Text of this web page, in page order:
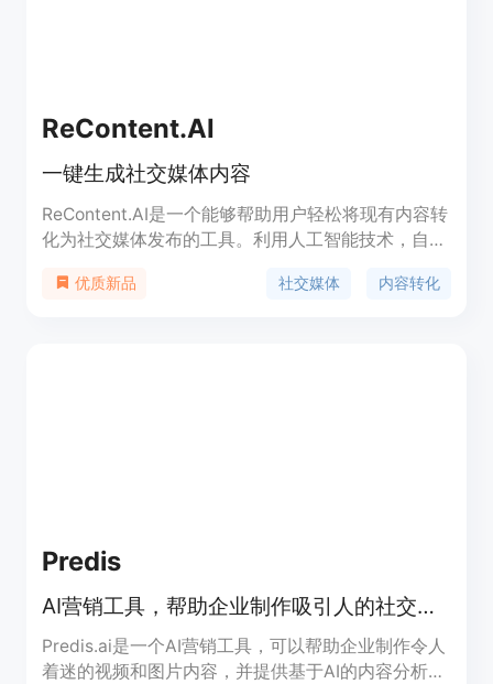
ReContent.AI
一键生成社交媒体内容
ReContent.AI是一个能够帮助用户轻松将现有内容转
化为社交媒体发布的工具。利用人工智能技术，自动
费力，让您的信息更好地传达给目标受众。快速试用
优质新品 社交媒体 内容转化
Predis
AI营销工具，帮助企业制作吸引人的社交媒体内容
Predis.ai是一个AI营销工具，可以帮助企业制作令人
着迷的视频和图片内容，并提供基于AI的内容分析。